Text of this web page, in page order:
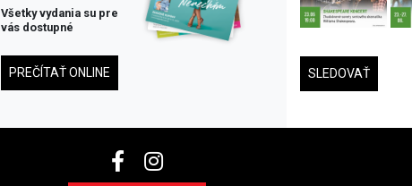
Všetky vydania su pre
vás dostupné
PREČÍTAŤ ONLINE SLEDOVAŤ